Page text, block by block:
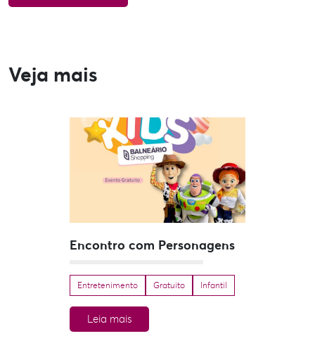
Veja mais
Encontro com Personagens
Entretenimento Gratuito Infantil
Leia mais